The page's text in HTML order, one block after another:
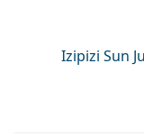
Izipizi Sun